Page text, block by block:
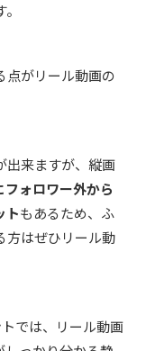
点がリール動画の
出来ますが、縦画
フォロワー外から
トもあるため、ふ
方はぜひリール動
では、リール動画